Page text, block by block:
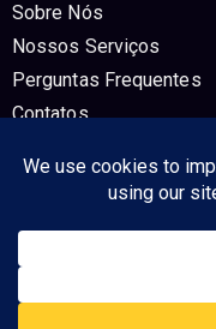
Sobre Nós
Nossos Serviços
Perguntas Frequentes
Contatos
Políticas e Termos
CNPJ: 54.298.853/0001-80
Tudo no mercado